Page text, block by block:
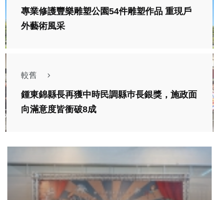
專業修護豐樂雕塑公園54件雕塑作品 重現戶
外藝術風采
較舊
鍾東錦縣長再獲中時民調縣巿長銀獎，施政面
向滿意度皆衝破8成